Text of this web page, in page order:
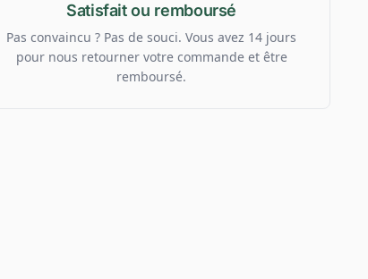
Satisfait ou remboursé
Pas convaincu ? Pas de souci. Vous avez 14 jours
pour nous retourner votre commande et être
remboursé.